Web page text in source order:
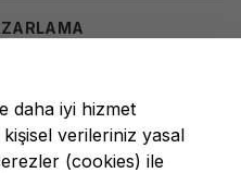
daha iyi hizmet
kişisel verileriniz yasal
(cookies) ile